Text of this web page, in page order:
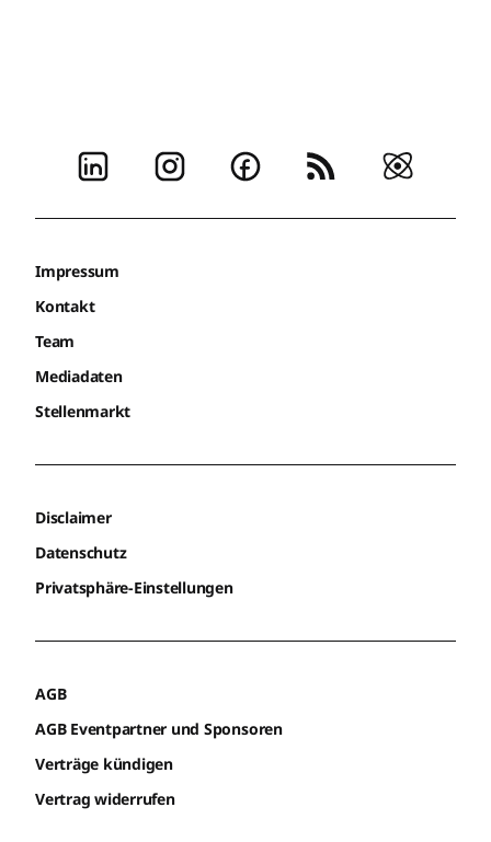
Impressum
Kontakt
Team
Mediadaten
Stellenmarkt
Disclaimer
Datenschutz
Privatsphäre-Einstellungen
AGB
AGB Eventpartner und Sponsoren
Verträge kündigen
Vertrag widerrufen